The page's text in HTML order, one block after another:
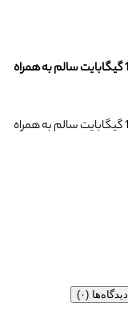
برد اصلی سالم گوشی موبایل آیفون 6 اس پلاس 16 گیگابایت سالم به همراه
برد اصلی سالم گوشی موبایل آیفون 6 اس پلاس 16 گیگابایت سالم به همراه
دیدگاه‌ها (۰)